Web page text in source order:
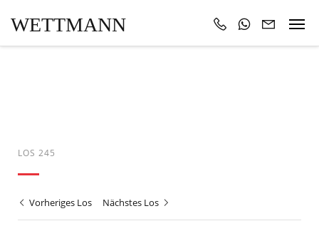
WETTMANN
LOS 245
Vorheriges Los Nächstes Los